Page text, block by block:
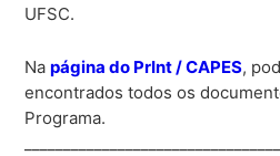
UFSC.
Napágina do PrInt / CAPES,
encontrados todos os
Programa.